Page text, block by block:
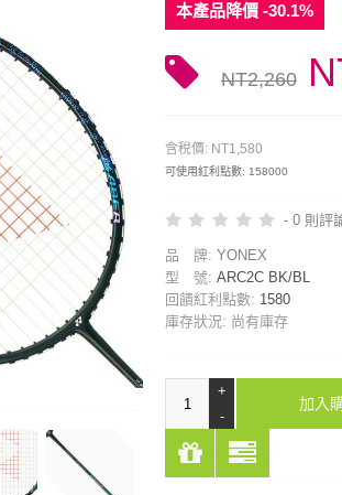
本產品降價 -30.1%
NT2,260
含稅價: NT1,580
可使用紅利點數: 158000
- 0 則評
品 牌: YONEX
型 號: ARC2C BK/BL
回饋紅利點數: 1580
庫存狀況: 尚有庫存